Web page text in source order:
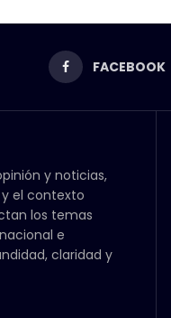
FACEBOOK
y noticias,
el contexto
los temas
e
claridad y